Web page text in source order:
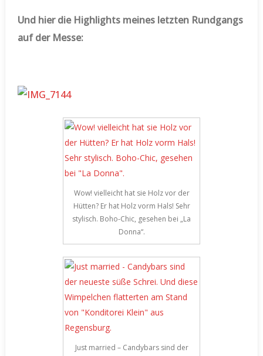
Und hier die Highlights meines letzten Rundgangs
auf der Messe:
Wow! vielleicht hat sie Holz vor der
Hütten? Er hat Holz vorm Hals! Sehr
stylisch. Boho-Chic, gesehen bei „La
Donna“.
Just married – Candybars sind der